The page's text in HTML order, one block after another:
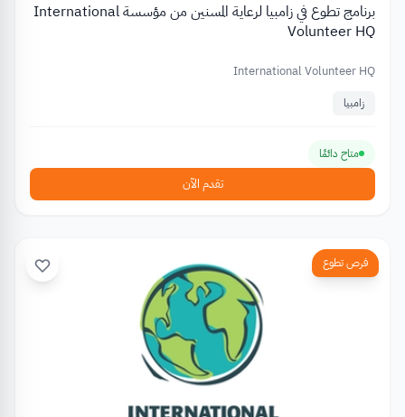
برنامج تطوع في زامبيا لرعاية المسنين من مؤسسة International
Volunteer HQ
International Volunteer HQ
زامبيا
متاح دائمًا
تقدم الآن
فرص تطوع